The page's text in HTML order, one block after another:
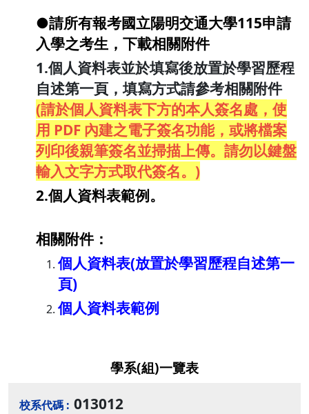
●請所有報考國立陽明交通大學115申請
入學之考生，下載相關附件
1.個人資料表並於填寫後放置於學習歷程
自述第一頁，填寫方式請參考相關附件
(請於個人資料表下方的本人簽名處，使
用 PDF 內建之電子簽名功能，或將檔案
列印後親筆簽名並掃描上傳。請勿以鍵盤
輸入文字方式取代簽名。)
2.個人資料表範例。
相關附件：
個人資料表(放置於學習歷程自述第一
頁)
個人資料表範例
學系(組)一覽表
013012